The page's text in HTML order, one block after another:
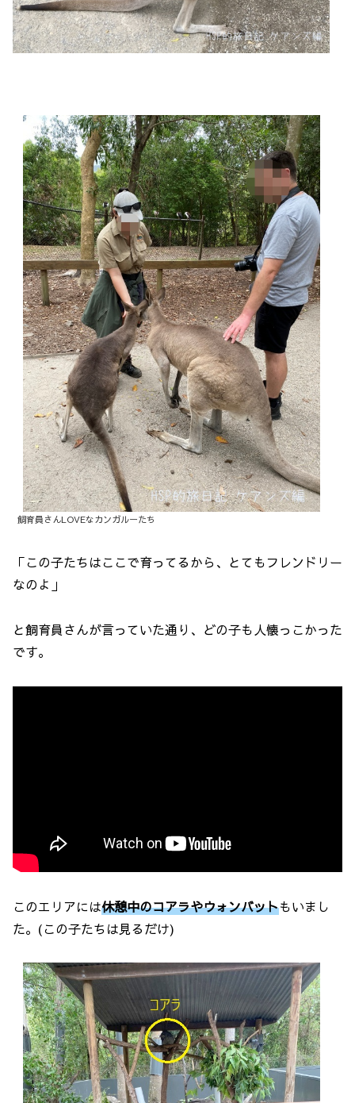
飼育員さんLOVEなカンガルーたち
「この子たちはここで育ってるから、とてもフレンドリー
なのよ」
と飼育員さんが言っていた通り、どの子も人懐っこかった
です。
このエリアには休憩中のコアラやウォンバットもいまし
た。(この子たちは見るだけ)